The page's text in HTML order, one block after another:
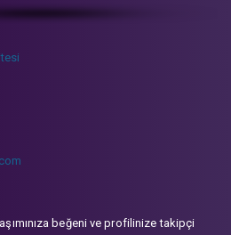
beğeni ve profilinize takipçi